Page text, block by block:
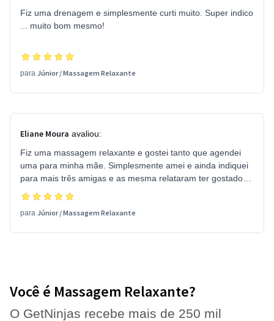
Fiz uma drenagem e simplesmente curti muito. Super indico
... muito bom mesmo!
para Júnior/Massagem Relaxante
Eliane Moura avaliou:
Fiz uma massagem relaxante e gostei tanto que agendei
uma para minha mãe. Simplesmente amei e ainda indiquei
para mais três amigas e as mesma relataram ter gostado
muito super indico e não abro mão das minhas terças feiras
que é o dia que faço.
para Júnior/Massagem Relaxante
Você é Massagem Relaxante?
O GetNinjas recebe mais de 250 mil